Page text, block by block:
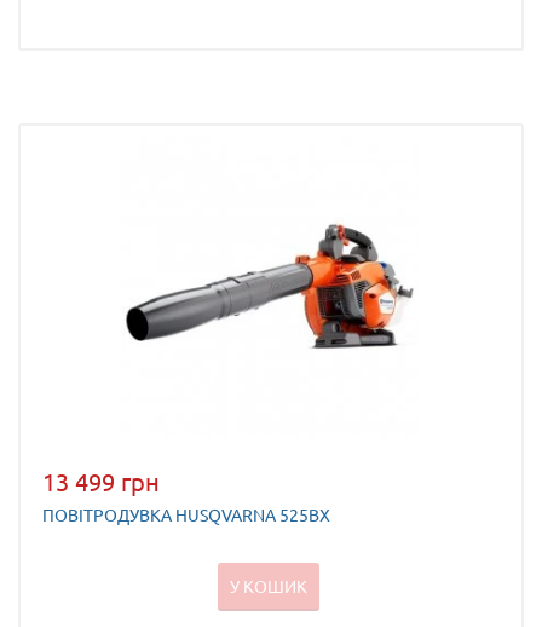
13 499 грн
ПОВІТРОДУВКА HUSQVARNA 525BX
У КОШИК